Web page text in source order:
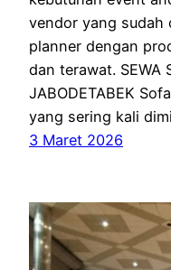
vendor yang sudah
planner dengan
dan terawat. SEWA
JABODETABEK
yang sering kali
3 Maret 2026